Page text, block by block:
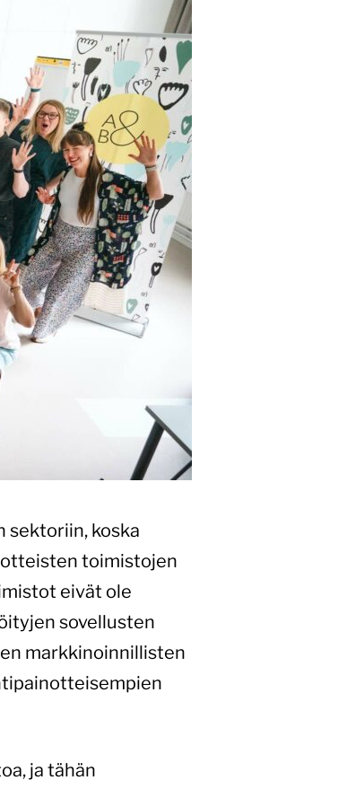
sektoriin, koska
toimistojen
eivät ole
sovellusten
markkinoinnillisten
ja tähän